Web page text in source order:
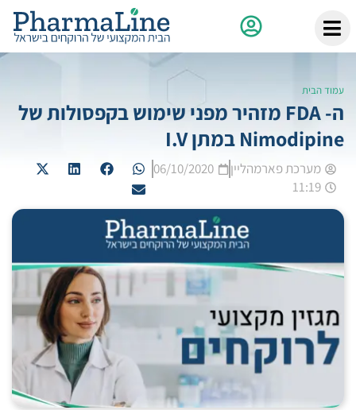
עמוד הבית
ה- FDA מזהיר מפני שימוש בקפסולות של
Nimodipine במתן I.V
מערכת פארמהליין
06/10/2020
11:19